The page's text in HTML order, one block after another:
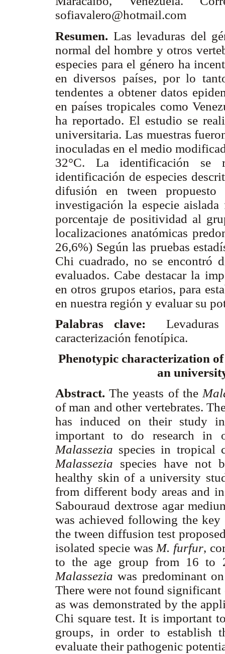
sofiavalero@hotmail.com
Resumen. Las levaduras del
normal del hombre y otros
especies para el género ha
en diversos países, por lo
tendentes a obtener datos
en países tropicales como
ha reportado. El estudio se
universitaria. Las muestras
inoculadas en el medio
32°C. La identificación se
identificación de especies
difusión en tween
investigación la especie
porcentaje de positividad al
localizaciones anatómicas
26,6%) Según las pruebas
Chi cuadrado, no se encontró
evaluados. Cabe destacar la
en otros grupos etarios, para
en nuestra región y evaluar su
Palabras clave:
caracterización fenotípica.
Phenotypic characterization
an
Abstract.The yeasts of the
of man and other vertebrates.
has induced on their study
important to do research in
Malassezia species in tropical
Malassezia species have not
healthy skin of a university
from different body areas and
Sabouraud dextrose agar
was achieved following the
the tween diffusion test
isolated specie was M. furfur,
to the age group from 16 to
Malassezia was predominant
There were not found significant
as was demonstrated by the
Chi square test. It is important
groups, in order to establish
evaluate their pathogenic